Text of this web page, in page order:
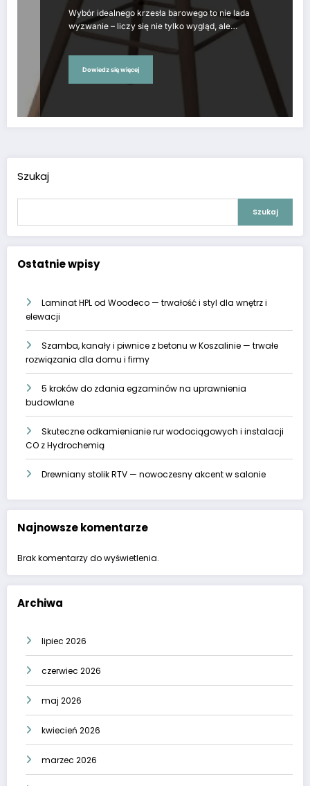
Wybór idealnego krzesła barowego to nie lada
wyzwanie – liczy się nie tylko wygląd, ale…
Dowiedz się więcej
Szukaj
Szukaj
Ostatnie wpisy
Laminat HPL od Woodeco — trwałość i styl dla wnętrz i
elewacji
Szamba, kanały i piwnice z betonu w Koszalinie — trwałe
rozwiązania dla domu i firmy
5 kroków do zdania egzaminów na uprawnienia
budowlane
Skuteczne odkamienianie rur wodociągowych i instalacji
CO z Hydrochemią
Drewniany stolik RTV — nowoczesny akcent w salonie
Najnowsze komentarze
Brak komentarzy do wyświetlenia.
Archiwa
lipiec 2026
czerwiec 2026
maj 2026
kwiecień 2026
marzec 2026